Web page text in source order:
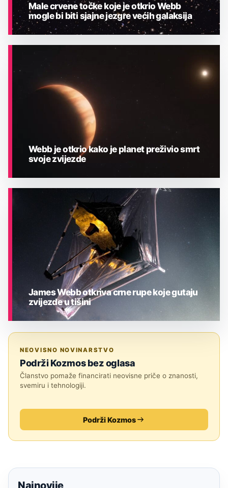
Male crvene točke koje je otkrio Webb
mogle bi biti sjajne jezgre većih galaksija
ASTRONOMIJA
Webb je otkrio kako je planet preživio smrt
svoje zvijezde
James Webb otkriva crne rupe koje gutaju
zvijezde u tišini
NEOVISNO NOVINARSTVO
Podrži Kozmos bez oglasa
Članstvo pomaže financirati neovisne priče o znanosti,
svemiru i tehnologiji.
Podrži Kozmos
Najnovije